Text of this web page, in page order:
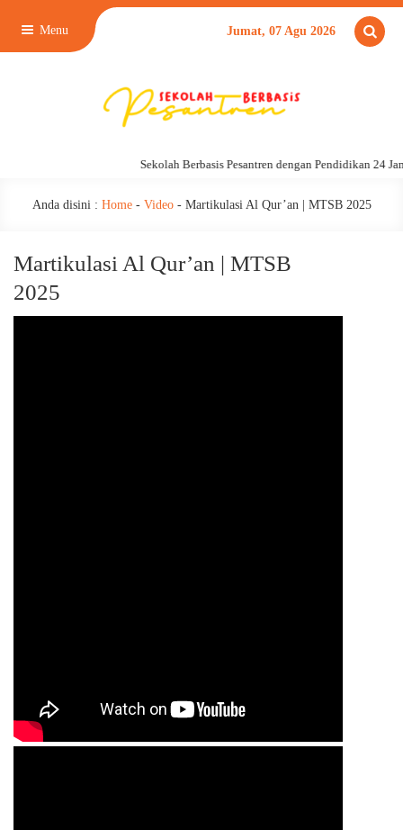
Menu Jumat, 07 Agu 2026
Sekolah Berbasis Pesantren dengan Pendidikan 24
Anda disini : Home- Video- Martikulasi Al Qur’an | MTSB 2025
Martikulasi Al Qur’an | MTSB
2025